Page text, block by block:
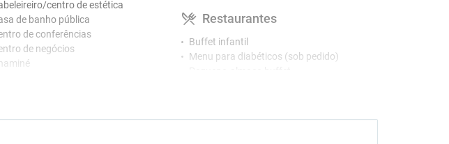
centro de estética
de banho pública
de conferências
de negócios
Restaurantes
Buffet infantil
Menu para diabéticos (sob pedido)